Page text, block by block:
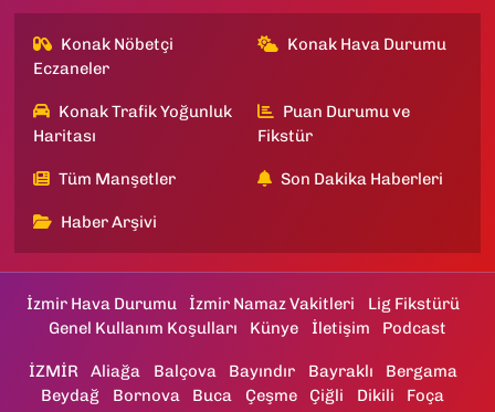
Konak Nöbetçi
Eczaneler
Konak Hava Durumu
Konak Trafik Yoğunluk
Haritası
Puan Durumu ve
Fikstür
Tüm Manşetler Son Dakika Haberleri
Haber Arşivi
İzmir Hava Durumu İzmir Namaz Vakitleri
Lig Fikstürü
Genel Kullanım Koşulları
Künye İletişim Podcast
İZMİR Aliağa Balçova Bayındır Bayraklı
Bergama
Beydağ
Bornova Buca Çeşme Çiğli Dikili
Foça